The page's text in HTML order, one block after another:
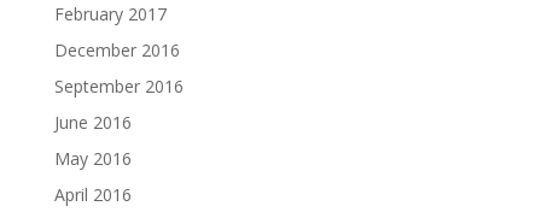
February 2017
December 2016
September 2016
June 2016
May 2016
April 2016